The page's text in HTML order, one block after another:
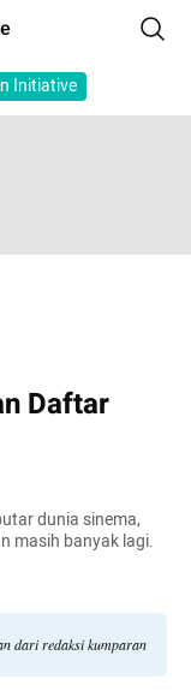
Initiative
Daftar
dunia sinema,
masih banyak lagi.
dari redaksi kumparan